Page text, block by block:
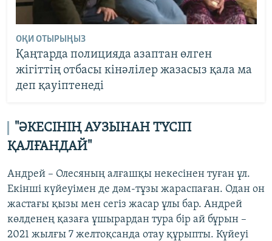
ОҚИ ОТЫРЫҢЫЗ
Қаңтарда полицияда азаптан өлген
жігіттің отбасы кінәлілер жазасыз қала ма
деп қауіптенеді
"ӘКЕСІНІҢ АУЗЫНАН ТҮСІП
ҚАЛҒАНДАЙ"
Андрей – Олесяның алғашқы некесінен туған ұл.
Екінші күйеуімен де дәм-тұзы жараспаған. Одан он
жастағы қызы мен сегіз жасар ұлы бар. Андрей
көлденең қазаға ұшырардан тура бір ай бұрын –
2021 жылғы 7 желтоқсанда отау құрыпты. Күйеуі